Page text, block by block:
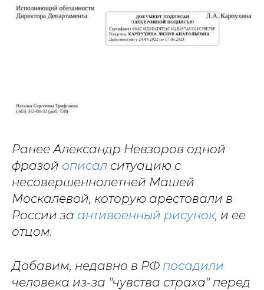
Ранее Александр Невзоров одной
фразой описал ситуацию с
несовершеннолетней Машей
Москалевой, которую арестовали в
России за антивоенный рисунок, и ее
отцом.
Добавим, недавно в РФ посадили
человека из-за "чувства страха" перед